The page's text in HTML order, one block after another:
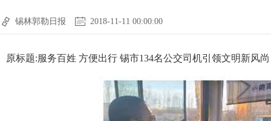
锡林郭勒日报 2018-11-11 00:00:00
原标题:服务百姓 方便出行 锡市134名公交司机引领文明新风尚